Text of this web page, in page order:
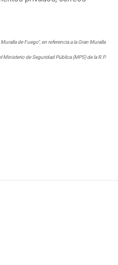
de Fuego", en referencia a la Gran Muralla
de Seguridad Pública (MPS) de la R.P.